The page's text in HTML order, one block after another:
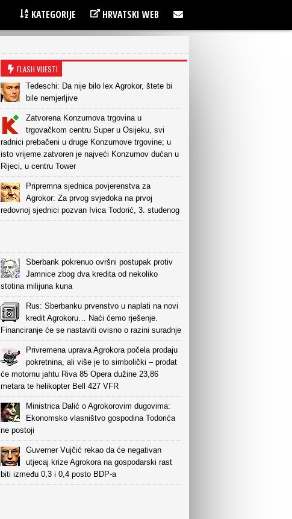
KATEGORIJE HRVATSKI WEB
FLASH VIJESTI
Tedeschi: Da nije bilo lex Agrokor, štete bi
bile nemjerljive
Zatvorena Konzumova trgovina u
trgovačkom centru Super u Osijeku, svi
radnici prebačeni u druge Konzumove trgovine; u
isto vrijeme zatvoren je najveći Konzumov dućan u
Rijeci, u centru Tower
Pripremna sjednica povjerenstva za
Agrokor: Za prvog svjedoka na prvoj
redovnoj sjednici pozvan Ivica Todorić, 3. studenog
Sberbank pokrenuo ovršni postupak protiv
Jamnice zbog dva kredita od nekoliko
stotina milijuna kuna
Rus: Sberbanku prvenstvo u naplati na novi
kredit Agrokoru… Naći ćemo rješenje.
Financiranje će se nastaviti ovisno o razini suradnje
Privremena uprava Agrokora počela prodaju
pokretnina, ali više je to simbolički – prodat
će motornu jahtu Riva 85 Opera dužine 23,86
metara te helikopter Bell 427 VFR
Ministrica Dalić o Agrokorovim dugovima:
Ekonomsko vlasništvo gospodina Todorića
ne postoji
Guverner Vujčić rekao da će negativan
utjecaj krize Agrokora na gospodarski rast
biti između 0,3 i 0,4 posto BDP-a